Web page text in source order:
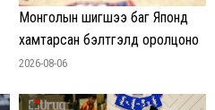
Монголын шигшээ баг Японд
хамтарсан бэлтгэлд оролцоно
2026-08-06